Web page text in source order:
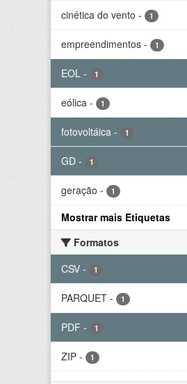
cinética do vento - 1
empreendimentos - 1
EOL - 1
eólica - 1
fotovoltáica - 1
GD - 1
geração - 1
Mostrar mais Etiquetas
Formatos
CSV - 1
PARQUET - 1
PDF - 1
ZIP - 1